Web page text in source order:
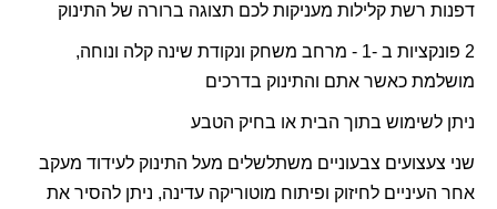
דפנות רשת קלילות מעניקות לכם תצוגה ברורה של התינוק
2 פונקציות ב -1 - מרחב משחק ונקודת שינה קלה ונוחה,
מושלמת כאשר אתם והתינוק בדרכים
ניתן לשימוש בתוך הבית או בחיק הטבע
שני צעצועים צבעוניים משתלשלים מעל התינוק לעידוד מעקב
אחר העיניים לחיזוק ופיתוח מוטוריקה עדינה, ניתן להסיר את